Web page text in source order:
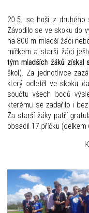
20.5. se hoši z druhého
Závodilo se ve skoku do
na 800 m mladší žáci
míčkem a starší žáci
tým mladších žáků získal
škol). Za jednotlivce
který odletěl ve skoku
součtu všech bodů
kterému se zadařilo i
Za starší žáky patří
obsadil 17.příčku (celkem